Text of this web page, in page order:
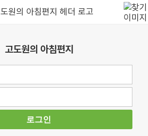
고도원의 아침편지
로그인